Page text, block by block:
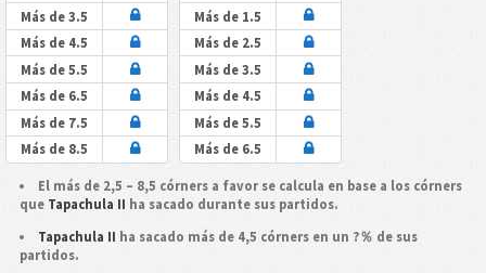
Más de 3.5
Más de 4.5
Más de 5.5
Más de 6.5
Más de 7.5
Más de 8.5
Más de 1.5
Más de 2.5
Más de 3.5
Más de 4.5
Más de 5.5
Más de 6.5
El más de 2,5 – 8,5 córners a favor se calcula en base a los córners
que Tapachula II ha sacado durante sus partidos.
Tapachula II ha sacado más de 4,5 córners en un ?％ de sus
partidos.